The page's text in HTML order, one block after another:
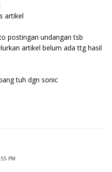
artikel
postingan undangan tsb
artikel belum ada ttg hasil
tuh dgn sonic
PM